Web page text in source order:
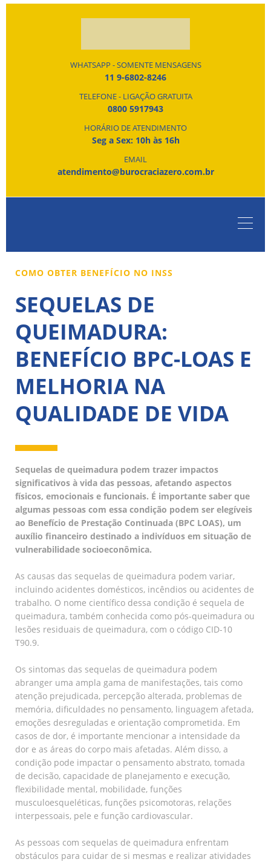
WHATSAPP - SOMENTE MENSAGENS
11 9-6802-8246
TELEFONE - LIGAÇÃO GRATUITA
0800 5917943
HORÁRIO DE ATENDIMENTO
Seg a Sex: 10h às 16h
EMAIL
atendimento@burocraciazero.com.br
COMO OBTER BENEFÍCIO NO INSS
SEQUELAS DE
QUEIMADURA:
BENEFÍCIO BPC-LOAS E
MELHORIA NA
QUALIDADE DE VIDA
Sequelas de queimadura podem trazer impactos
significativos à vida das pessoas, afetando aspectos
físicos, emocionais e funcionais. É importante saber que
algumas pessoas com essa condição podem ser elegíveis
ao Benefício de Prestação Continuada (BPC LOAS), um
auxílio financeiro destinado a indivíduos em situação de
vulnerabilidade socioeconômica.
As causas das sequelas de queimadura podem variar,
incluindo acidentes domésticos, incêndios ou acidentes de
trabalho. O nome científico dessa condição é sequela de
queimadura, também conhecida como pós-queimadura ou
lesões residuais de queimadura, com o código CID-10
T90.9.
Os sintomas das sequelas de queimadura podem
abranger uma ampla gama de manifestações, tais como
atenção prejudicada, percepção alterada, problemas de
memória, dificuldades no pensamento, linguagem afetada,
emoções desreguladas e orientação comprometida. Em
casos de dor, é importante mencionar a intensidade da
dor e as áreas do corpo mais afetadas. Além disso, a
condição pode impactar o pensamento abstrato, tomada
de decisão, capacidade de planejamento e execução,
flexibilidade mental, mobilidade, funções
musculoesqueléticas, funções psicomotoras, relações
interpessoais, pele e função cardiovascular.
As pessoas com sequelas de queimadura enfrentam
obstáculos para cuidar de si mesmas e realizar atividades